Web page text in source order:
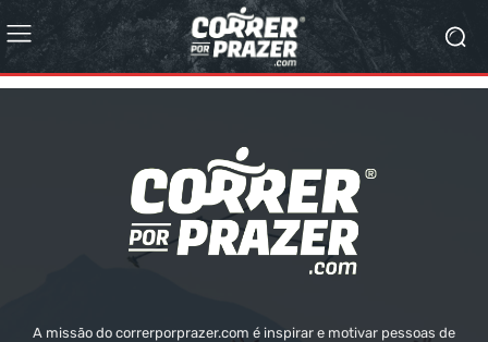
A missão do correrporprazer.com é inspirar e motivar pessoas de